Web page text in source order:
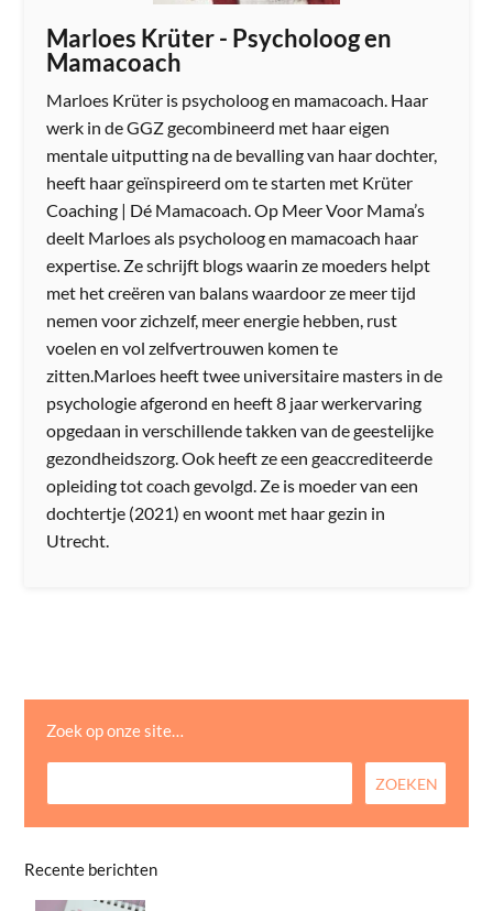
Marloes Krüter - Psycholoog en
Mamacoach
Marloes Krüter is psycholoog en mamacoach. Haar
werk in de GGZ gecombineerd met haar eigen
mentale uitputting na de bevalling van haar dochter,
heeft haar geïnspireerd om te starten met Krüter
Coaching | Dé Mamacoach. Op Meer Voor Mama’s
deelt Marloes als psycholoog en mamacoach haar
expertise. Ze schrijft blogs waarin ze moeders helpt
met het creëren van balans waardoor ze meer tijd
nemen voor zichzelf, meer energie hebben, rust
voelen en vol zelfvertrouwen komen te
zitten.Marloes heeft twee universitaire masters in de
psychologie afgerond en heeft 8 jaar werkervaring
opgedaan in verschillende takken van de geestelijke
gezondheidszorg. Ook heeft ze een geaccrediteerde
opleiding tot coach gevolgd. Ze is moeder van een
dochtertje (2021) en woont met haar gezin in
Utrecht.
Zoek op onze site…
Recente berichten